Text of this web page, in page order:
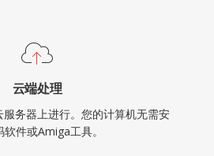
云端处理
务器上进行。您的计算机无需安
软件或Amiga工具。